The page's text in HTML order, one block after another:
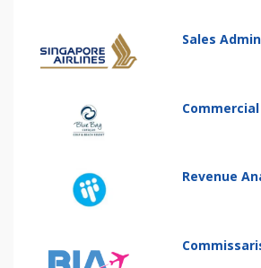
Sales
Revenue